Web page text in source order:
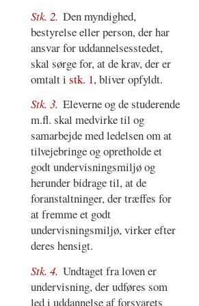
Stk. 2. Den myndighed,
bestyrelse eller person, der har
ansvar for uddannelsesstedet,
skal sørge for, at de krav, der er
omtalt i stk. 1, bliver opfyldt.
Stk. 3. Eleverne og de studerende
m.fl. skal medvirke til og
samarbejde med ledelsen om at
tilvejebringe og opretholde et
godt undervisningsmiljø og
herunder bidrage til, at de
foranstaltninger, der træffes for
at fremme et godt
undervisningsmiljø, virker efter
deres hensigt.
Stk. 4. Undtaget fra loven er
undervisning, der udføres som
led i uddannelse af forsvarets